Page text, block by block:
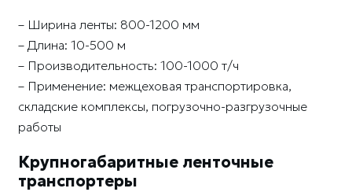
– Ширина ленты: 800-1200 мм
– Длина: 10-500 м
– Производительность: 100-1000 т/ч
– Применение: межцеховая транспортировка,
складские комплексы, погрузочно-разгрузочные
работы
Крупногабаритные ленточные
транспортеры